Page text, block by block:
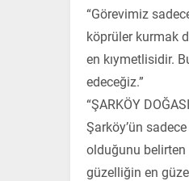
“Görevimiz
köprüler kurmak
en kıymetlisidir.
edeceğiz.”
“ŞARKÖY
Şarköy’ün
olduğunu belirten
güzelliğin en